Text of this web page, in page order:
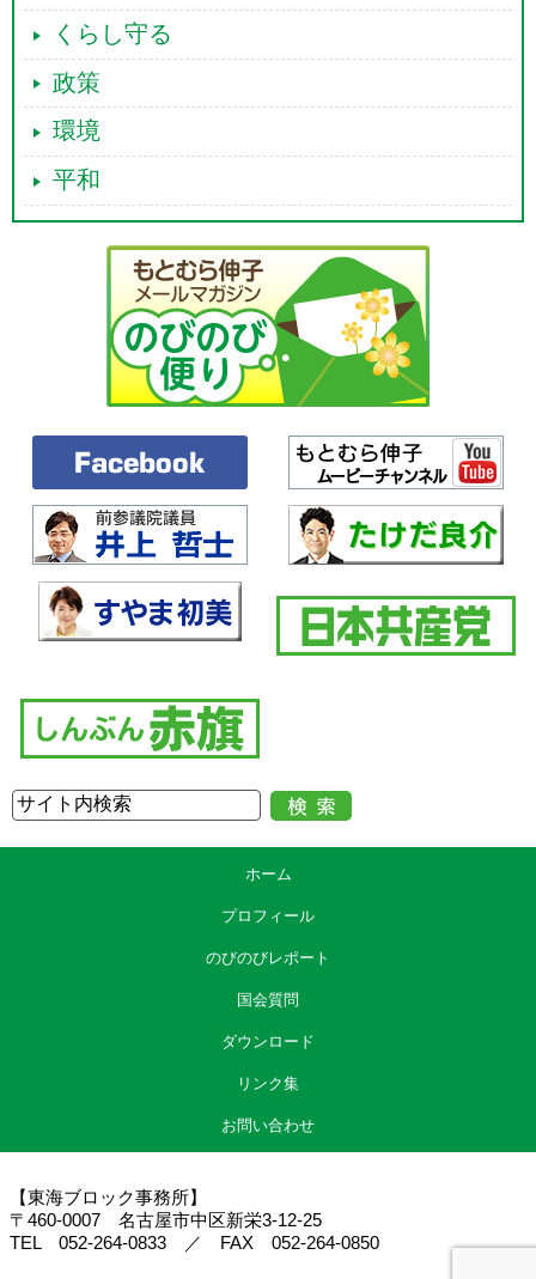
くらし守る
政策
環境
平和
ホーム
プロフィール
のびのびレポート
国会質問
ダウンロード
リンク集
お問い合わせ
【東海ブロック事務所】
〒460-0007 名古屋市中区新栄3-12-25
TEL 052-264-0833 ／ FAX 052-264-0850